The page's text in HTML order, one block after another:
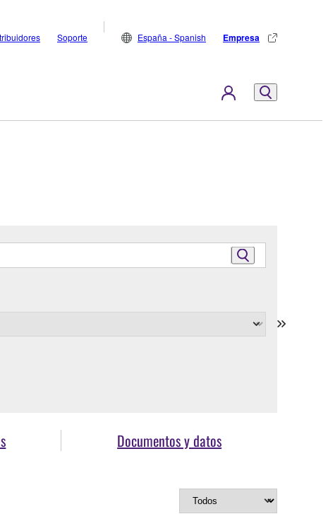
Soporte España - Spanish Empresa
Documentos y datos